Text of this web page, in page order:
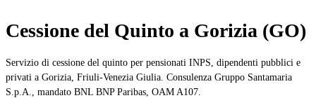
Cessione del Quinto a Gorizia (GO)
Servizio di cessione del quinto per pensionati INPS, dipendenti pubblici e
privati a Gorizia, Friuli-Venezia Giulia. Consulenza Gruppo Santamaria
S.p.A., mandato BNL BNP Paribas, OAM A107.